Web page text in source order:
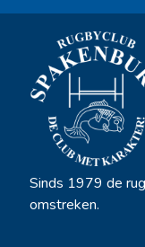
Sinds 1979 de
omstreken.